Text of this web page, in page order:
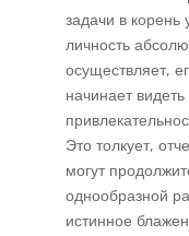
задачи в корень
личность
осуществляет,
начинает
Это толкует,
могут
однообразной
истинное